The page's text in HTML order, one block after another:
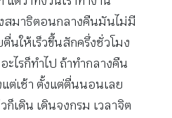
สมาธิตอนกลางคืนมันไม่มี
ตื่นให้เร็วขึ้นสักครึ่งชั่วโมง
ไรก็ทำไป ถ้าทำกลางคืน
เช้า ตั้งแต่ตื่นนอนเลย
เดิน เดินจงกรม เวลาจิต